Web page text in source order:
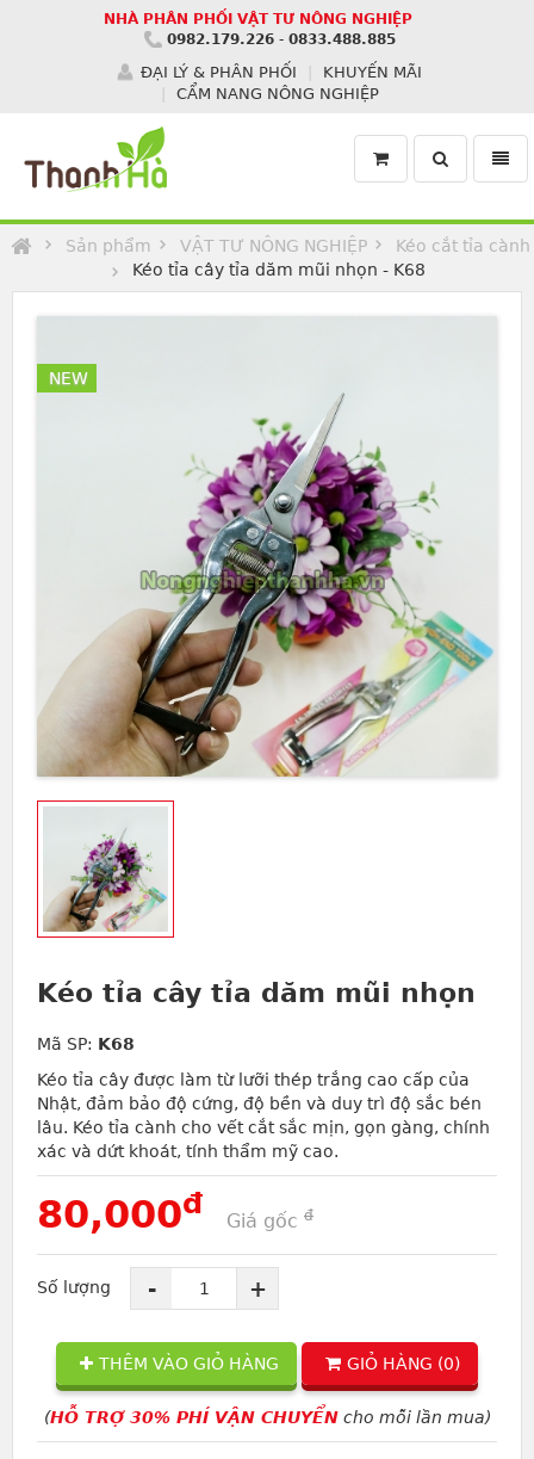
NHÀ PHÂN PHỐI VẬT TƯ NÔNG NGHIỆP
0982.179.226 - 0833.488.885
ĐẠI LÝ & PHÂN PHỐI
KHUYẾN MÃI
CẨM NANG NÔNG NGHIỆP
Toggle
search
Sản phẩm VẬT TƯ NÔNG NGHIỆP
Kéo cắt tỉa cành
Kéo tỉa cây tỉa dăm mũi nhọn - K68
NEW
Kéo tỉa cây tỉa dăm mũi nhọn
Mã SP: K68
Kéo tỉa cây được làm từ lưỡi thép trắng cao cấp của
Nhật, đảm bảo độ cứng, độ bền và duy trì độ sắc bén
lâu. Kéo tỉa cành cho vết cắt sắc mịn, gọn gàng, chính
xác và dứt khoát, tính thẩm mỹ cao.
80,000đ
Giá gốc đ
Số lượng - +
THÊM VÀO GIỎ HÀNG GIỎ HÀNG (0)
(HỖ TRỢ 30% PHÍ VẬN CHUYỂNcho mỗi lần mua)